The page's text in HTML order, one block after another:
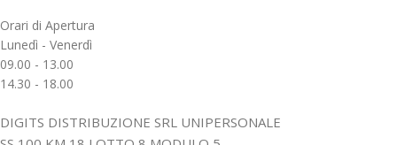
Orari di Apertura
Lunedì - Venerdì
09.00 - 13.00
14.30 - 18.00
DIGITS DISTRIBUZIONE SRL UNIPERSONALE